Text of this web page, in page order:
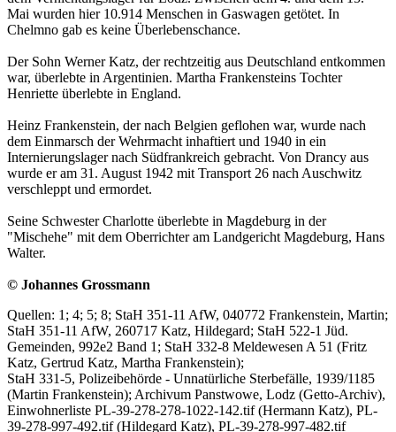
Mai wurden hier 10.914 Menschen in Gaswagen getötet. In
Chelmno gab es keine Überlebenschance.
Der Sohn Werner Katz, der rechtzeitig aus Deutschland entkommen
war, überlebte in Argentinien. Martha Frankensteins Tochter
Henriette überlebte in England.
Heinz Frankenstein, der nach Belgien geflohen war, wurde nach
dem Einmarsch der Wehrmacht inhaftiert und 1940 in ein
Internierungslager nach Südfrankreich gebracht. Von Drancy aus
wurde er am 31. August 1942 mit Transport 26 nach Auschwitz
verschleppt und ermordet.
Seine Schwester Charlotte überlebte in Magdeburg in der
"Mischehe" mit dem Oberrichter am Landgericht Magdeburg, Hans
Walter.
© Johannes Grossmann
Quellen: 1; 4; 5; 8; StaH 351-11 AfW, 040772 Frankenstein, Martin;
StaH 351-11 AfW, 260717 Katz, Hildegard; StaH 522-1 Jüd.
Gemeinden, 992e2 Band 1; StaH 332-8 Meldewesen A 51 (Fritz
Katz, Gertrud Katz, Martha Frankenstein);
StaH 331-5, Polizeibehörde - Unnatürliche Sterbefälle, 1939/1185
(Martin Frankenstein); Archivum Panstwowe, Lodz (Getto-Archiv),
Einwohnerliste PL-39-278-278-1022-142.tif (Hermann Katz), PL-
39-278-997-492.tif (Hildegard Katz), PL-39-278-997-482.tif